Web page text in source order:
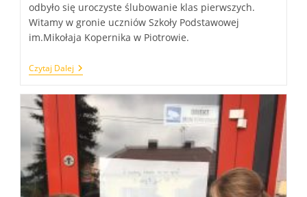
odbyło się uroczyste ślubowanie klas pierwszych.
Witamy w gronie uczniów Szkoły Podstawowej
im.Mikołaja Kopernika w Piotrowie.
Czytaj Dalej Ślubowanie
Klas